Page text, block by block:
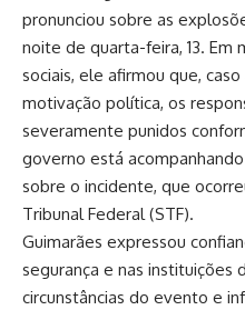
pronunciou sobre as
noite de quarta-feira, 13. Em
sociais, ele afirmou que,
motivação política, os
severamente punidos
governo está
sobre o incidente, que
Tribunal Federal (STF).
Guimarães expressou
segurança e nas instituições
circunstâncias do evento e